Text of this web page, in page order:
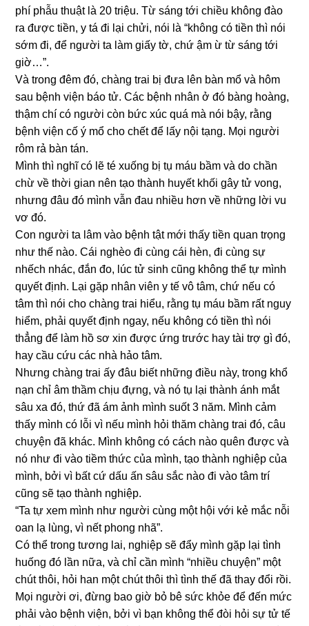
phí phẫu thuật là 20 triệu. Từ sáng tới chiều không đào
ra được tiền, y tá đi lại chửi, nói là “không có tiền thì nói
sớm đi, để người ta làm giấy tờ, chứ ậm ừ từ sáng tới
giờ…”.
Và trong đêm đó, chàng trai bị đưa lên bàn mổ và hôm
sau bệnh viện báo tử. Các bệnh nhân ở đó bàng hoàng,
thậm chí có người còn bức xúc quá mà nói bậy, rằng
bệnh viện cố ý mổ cho chết để lấy nội tạng. Mọi người
rôm rả bàn tán.
Mình thì nghĩ có lẽ té xuống bị tụ máu bầm và do chần
chừ về thời gian nên tạo thành huyết khối gây tử vong,
nhưng đâu đó mình vẫn đau nhiều hơn về những lời vu
vơ đó.
Con người ta lâm vào bệnh tật mới thấy tiền quan trọng
như thế nào. Cái nghèo đi cùng cái hèn, đi cùng sự
nhếch nhác, đắn đo, lúc tử sinh cũng không thể tự mình
quyết định. Lại gặp nhân viên y tế vô tâm, chứ nếu có
tâm thì nói cho chàng trai hiểu, rằng tụ máu bầm rất nguy
hiểm, phải quyết định ngay, nếu không có tiền thì nói
thẳng để làm hồ sơ xin được ứng trước hay tài trợ gì đó,
hay cầu cứu các nhà hảo tâm.
Nhưng chàng trai ấy đâu biết những điều này, trong khổ
nạn chỉ âm thầm chịu đựng, và nó tụ lại thành ánh mắt
sâu xa đó, thứ đã ám ảnh mình suốt 3 năm. Mình cảm
thấy mình có lỗi vì nếu mình hỏi thăm chàng trai đó, câu
chuyện đã khác. Mình không có cách nào quên được và
nó như đi vào tiềm thức của mình, tạo thành nghiệp của
mình, bởi vì bất cứ dấu ấn sâu sắc nào đi vào tâm trí
cũng sẽ tạo thành nghiệp.
“Ta tự xem mình như người cùng một hội với kẻ mắc nỗi
oan lạ lùng, vì nết phong nhã”.
Có thể trong tương lai, nghiệp sẽ đẩy mình gặp lại tình
huống đó lần nữa, và chỉ cần mình “nhiều chuyện” một
chút thôi, hỏi han một chút thôi thì tình thế đã thay đổi rồi.
Mọi người ơi, đừng bao giờ bỏ bê sức khỏe để đến mức
phải vào bệnh viện, bởi vì bạn không thể đòi hỏi sự tử tế